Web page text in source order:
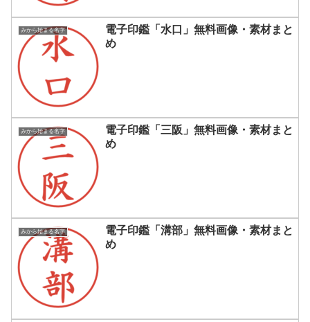
みから始まる名字
電子印鑑「水口」無料画像・素材まと
め
みから始まる名字
電子印鑑「三阪」無料画像・素材まと
め
みから始まる名字
電子印鑑「溝部」無料画像・素材まと
め